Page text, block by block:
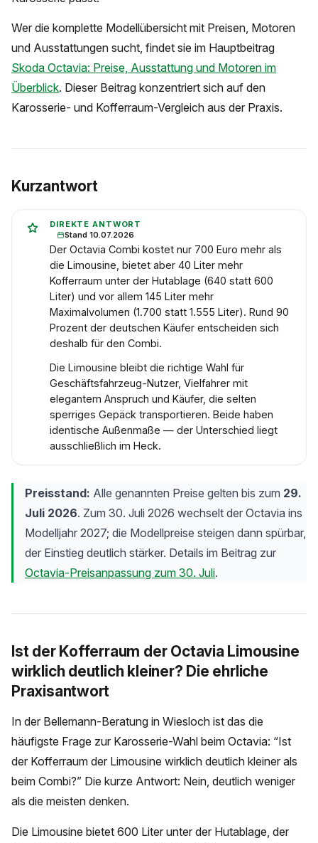
Wer die komplette Modellübersicht mit Preisen, Motoren
und Ausstattungen sucht, findet sie im Hauptbeitrag
Skoda Octavia: Preise, Ausstattung und Motoren im
Überblick. Dieser Beitrag konzentriert sich auf den
Karosserie- und Kofferraum-Vergleich aus der Praxis.
Kurzantwort
DIREKTE ANTWORT
Stand 10.07.2026
Der Octavia Combi kostet nur 700 Euro mehr als
die Limousine, bietet aber 40 Liter mehr
Kofferraum unter der Hutablage (640 statt 600
Liter) und vor allem 145 Liter mehr
Maximalvolumen (1.700 statt 1.555 Liter). Rund 90
Prozent der deutschen Käufer entscheiden sich
deshalb für den Combi.
Die Limousine bleibt die richtige Wahl für
Geschäftsfahrzeug-Nutzer, Vielfahrer mit
elegantem Anspruch und Käufer, die selten
sperriges Gepäck transportieren. Beide haben
identische Außenmaße — der Unterschied liegt
ausschließlich im Heck.
Preisstand: Alle genannten Preise gelten bis zum 29.
Juli 2026. Zum 30. Juli 2026 wechselt der Octavia ins
Modelljahr 2027; die Modellpreise steigen dann spürbar,
der Einstieg deutlich stärker. Details im Beitrag zur
Octavia-Preisanpassung zum 30. Juli.
Ist der Kofferraum der Octavia Limousine
wirklich deutlich kleiner? Die ehrliche
Praxisantwort
In der Bellemann-Beratung in Wiesloch ist das die
häufigste Frage zur Karosserie-Wahl beim Octavia: “Ist
der Kofferraum der Limousine wirklich deutlich kleiner als
beim Combi?” Die kurze Antwort: Nein, deutlich weniger
als die meisten denken.
Die Limousine bietet 600 Liter unter der Hutablage, der